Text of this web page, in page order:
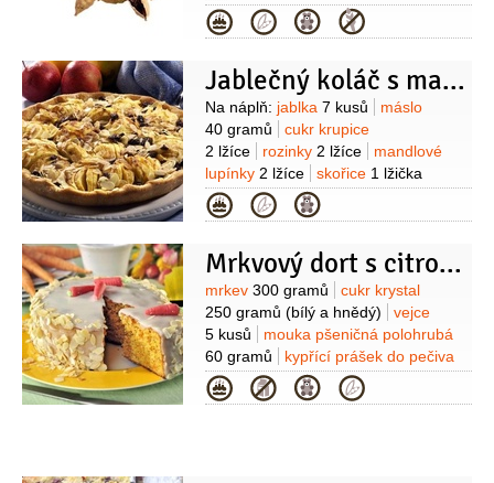
(tobolky)
mandlové lupínky
Kategorie
Jablečný koláč s mandličkami
Suroviny
Na náplň: jablka 7 kusů
máslo
40 gramů
cukr krupice
2 lžíce
rozinky 2 lžíce
mandlové
lupínky 2 lžíce skořice 1 lžička
(mletá) Na těsto:
hladká200 gramů
máslo
moučkový50 gramů sůl
Kategorie
Mrkvový dort s citronovou polevou II
Suroviny
mrkev 300 gramů
cukr krystal
250 gramů (bílý a hnědý)
vejce
5 kusů
mouka pšeničná polohrubá
60 gramů
kypřící prášek do pečiva
1 lžička
sůl 1 špetka
1 lžíce
citronová kůra
Kategorie